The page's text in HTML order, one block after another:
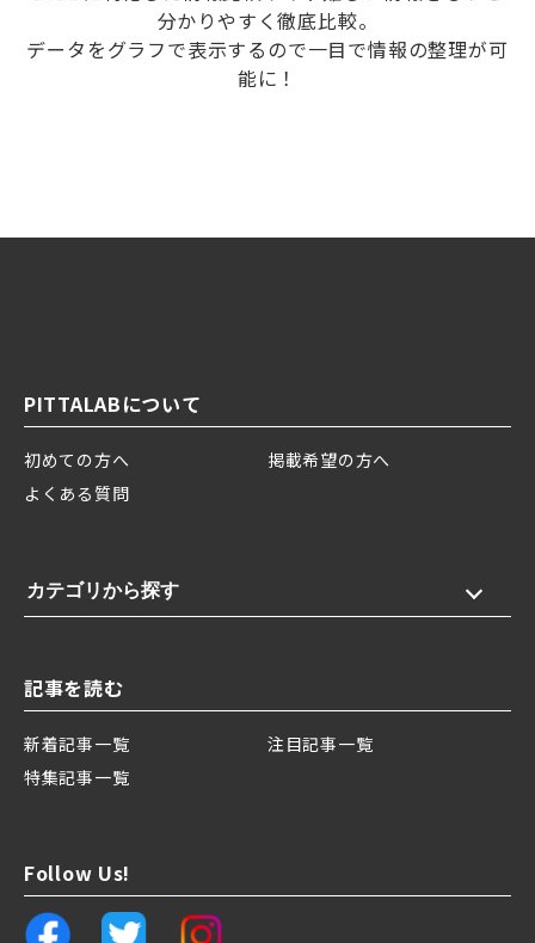
分かりやすく徹底比較。
データをグラフで表示するので一目で情報の整理が可
能に！
PITTALABについて
初めての方へ
掲載希望の方へ
よくある質問
カテゴリから探す
記事を読む
新着記事一覧
注目記事一覧
特集記事一覧
Follow Us!